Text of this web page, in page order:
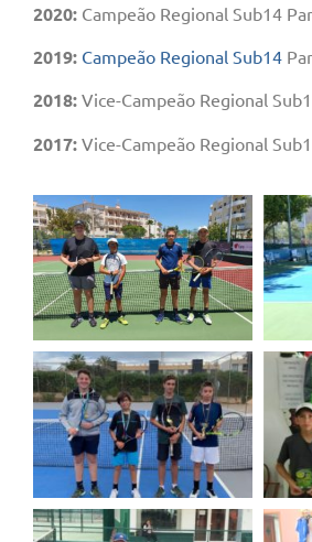
2020: Campeão Regional Sub14
2019: Campeão Regional Sub14
2018: Vice-Campeão Regional
2017: Vice-Campeão Regional